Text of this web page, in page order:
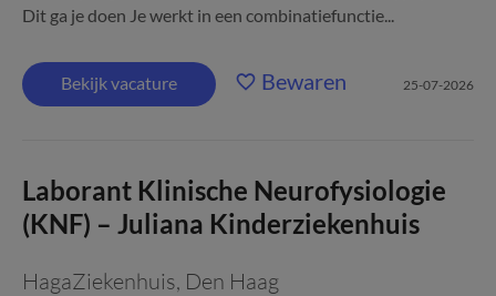
Dit ga je doen Je werkt in een combinatiefunctie...
Bekijk vacature Bewaren 25-07-2026
Laborant Klinische Neurofysiologie
(KNF) – Juliana Kinderziekenhuis
HagaZiekenhuis, Den Haag